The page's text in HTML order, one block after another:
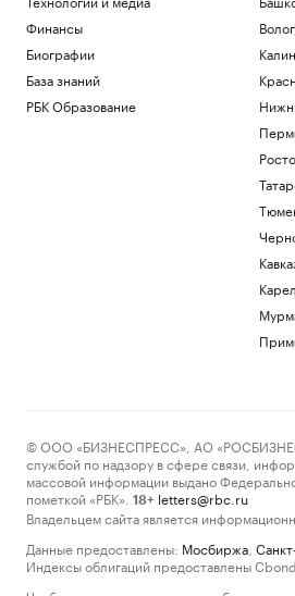
Финансы
Биографии
База знаний
РБК Образование
© ООО «БИЗНЕСПРЕСС», АО
службой по надзору в сфере связи,
массовой информации выдано
пометкой «РБК».
18+ letters@rbc.ru
Владельцем сайта является
Данные предоставлены: Мосбиржа
Индексы облигаций предоставлены